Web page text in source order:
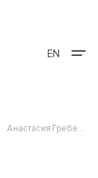
EN
Анастасия Гребенникова